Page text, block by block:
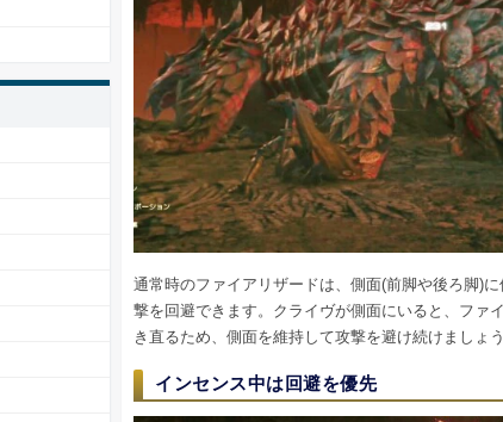
通常時のファイアリザードは、側面(前脚や後ろ脚)
撃を回避できます。クライヴが側面にいると、ファ
き直るため、側面を維持して攻撃を避け続けましょう
インセンス中は回避を優先